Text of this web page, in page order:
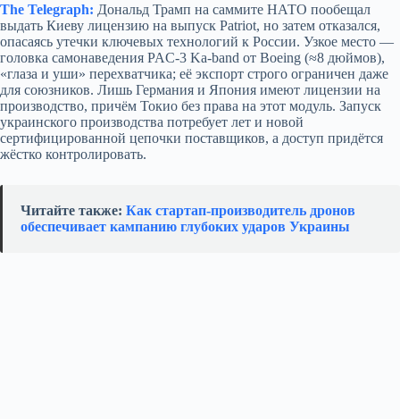
The Telegraph: Дональд Трамп на саммите НАТО пообещал
выдать Киеву лицензию на выпуск Patriot, но затем отказался,
опасаясь утечки ключевых технологий к России. Узкое место —
головка самонаведения PAC‑3 Ka‑band от Boeing (≈8 дюймов),
«глаза и уши» перехватчика; её экспорт строго ограничен даже
для союзников. Лишь Германия и Япония имеют лицензии на
производство, причём Токио без права на этот модуль. Запуск
украинского производства потребует лет и новой
сертифицированной цепочки поставщиков, а доступ придётся
жёстко контролировать.
Читайте также: Как стартап‑производитель дронов
обеспечивает кампанию глубоких ударов Украины